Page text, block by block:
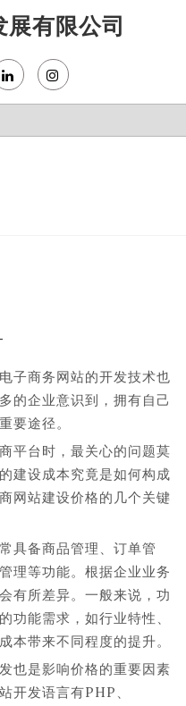
有限公司
子商务网站的开发技术也
的企业意识到，拥有自己
要途径。
平台时，最关心的问题莫
建设成本究竟是如何构成
网站建设价格的几个关键
具备商品管理、订单管
理等功能。根据企业业务
有所差异。一般来说，功
功能需求，如行业特性、
本带来不同程度的提升。
也是影响价格的重要因素
开发语言有PHP、